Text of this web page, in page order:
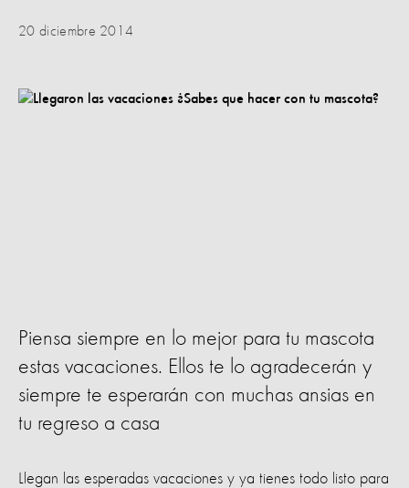
20 diciembre 2014
Piensa siempre en lo mejor para tu mascota
estas vacaciones. Ellos te lo agradecerán y
siempre te esperarán con muchas ansias en
tu regreso a casa
Llegan las esperadas vacaciones y ya tienes todo listo para